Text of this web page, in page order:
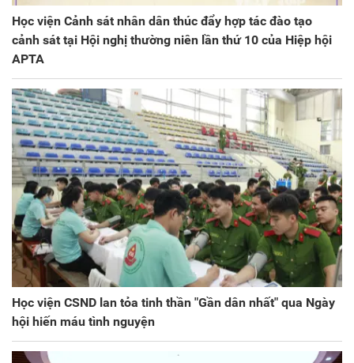
Học viện Cảnh sát nhân dân thúc đẩy hợp tác đào tạo
cảnh sát tại Hội nghị thường niên lần thứ 10 của Hiệp hội
APTA
Học viện CSND lan tỏa tinh thần "Gần dân nhất" qua Ngày
hội hiến máu tình nguyện